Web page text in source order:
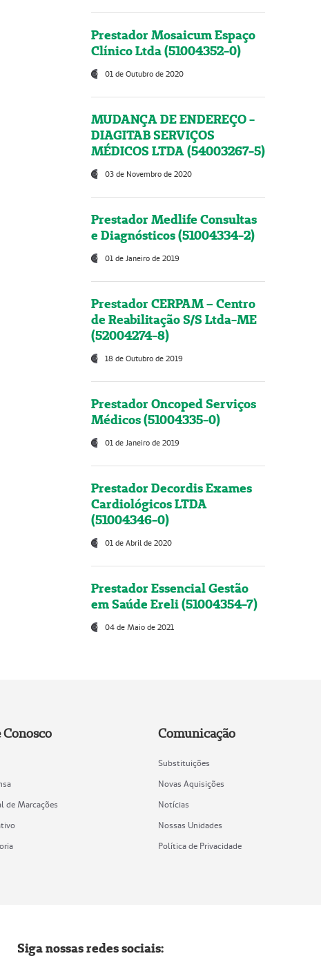
Prestador Mosaicum Espaço
Clínico Ltda (51004352-0)
01 de Outubro de 2020
MUDANÇA DE ENDEREÇO -
DIAGITAB SERVIÇOS
MÉDICOS LTDA (54003267-5)
03 de Novembro de 2020
Prestador Medlife Consultas
e Diagnósticos (51004334-2)
01 de Janeiro de 2019
Prestador CERPAM – Centro
de Reabilitação S/S Ltda-ME
(52004274-8)
18 de Outubro de 2019
Prestador Oncoped Serviços
Médicos (51004335-0)
01 de Janeiro de 2019
Prestador Decordis Exames
Cardiológicos LTDA
(51004346-0)
01 de Abril de 2020
Prestador Essencial Gestão
em Saúde Ereli (51004354-7)
04 de Maio de 2021
Conosco
de Marcações
Comunicação
Substituições
Novas Aquisições
Notícias
Nossas Unidades
Política de Privacidade
Siga nossas redes sociais: